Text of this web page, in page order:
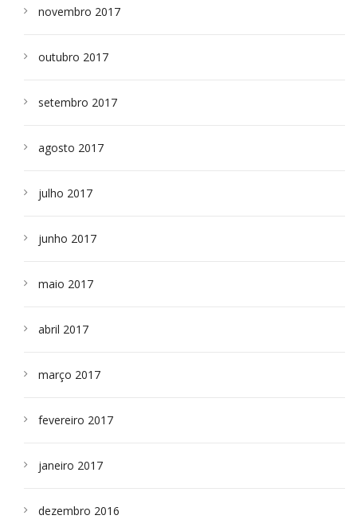
novembro 2017
outubro 2017
setembro 2017
agosto 2017
julho 2017
junho 2017
maio 2017
abril 2017
março 2017
fevereiro 2017
janeiro 2017
dezembro 2016